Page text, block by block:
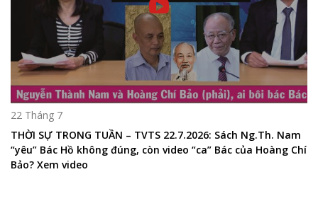
22 Tháng 7
THỜI SỰ TRONG TUẦN – TVTS 22.7.2026: Sách Ng.Th. Nam
“yêu” Bác Hồ không đúng, còn video “ca” Bác của Hoàng Chí
Bảo? Xem video